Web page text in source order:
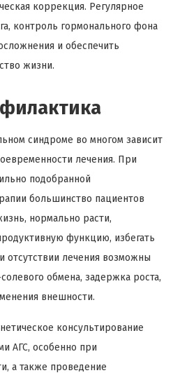
коррекция. Регулярное
контроль гормонального фона
и обеспечить
жизни.
синдроме во многом зависит
лечения. При
подобранной
большинство пациентов
нормально расти,
функцию, избегать
лечения возможны
обмена, задержка роста,
внешности.
консультирование
АГС, особенно при
а также проведение